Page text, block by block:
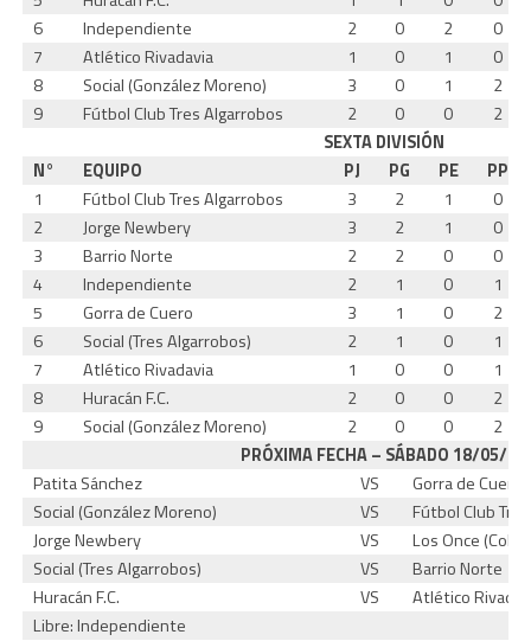
6
Independiente 2 0 2
0
7
Atlético Rivadavia 1 0 1
0
8
Social (González Moreno) 3 0 1
2
9
Fútbol Club Tres Algarrobos 2 0 0
2
SEXTA DIVISIÓN
N°
EQUIPO PJ PG PE
PP
1
Fútbol Club Tres Algarrobos 3 2 1
0
2
Jorge Newbery 3 2 1
0
3
Barrio Norte 2 2 0
0
4
Independiente 2 1 0
1
5
Gorra de Cuero 3 1 0
2
6
Social (Tres Algarrobos) 2 1 0
1
7
Atlético Rivadavia 1 0 0
1
8
Huracán F.C. 2 0 0
2
9
Social (González Moreno) 2 0 0
2
PRÓXIMA FECHA – SÁBADO 18/05/13
Patita Sánchez
VS
Gorra de Cuero
Social (González Moreno)
VS
Fútbol Club
Jorge Newbery
VS
Los Once
Social (Tres Algarrobos)
VS
Barrio Norte
Huracán F.C.
VS
Atlético
Libre: Independiente